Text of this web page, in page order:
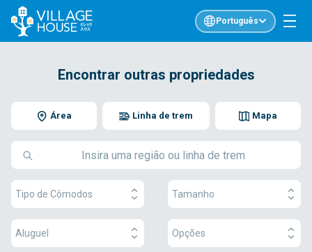
Português
Encontrar outras propriedades
Área Mapa
Linha de trem
Tipo de Cômodos Tamanho
Aluguel Opções